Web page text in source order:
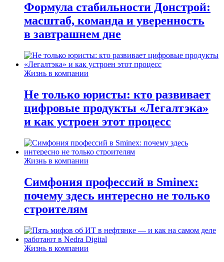
Формула стабильности Донстрой:
масштаб, команда и уверенность
в завтрашнем дне
Жизнь в компании
Не только юристы: кто развивает
цифровые продукты «Легалтэка»
и как устроен этот процесс
Жизнь в компании
Симфония профессий в Sminex:
почему здесь интересно не только
строителям
Жизнь в компании